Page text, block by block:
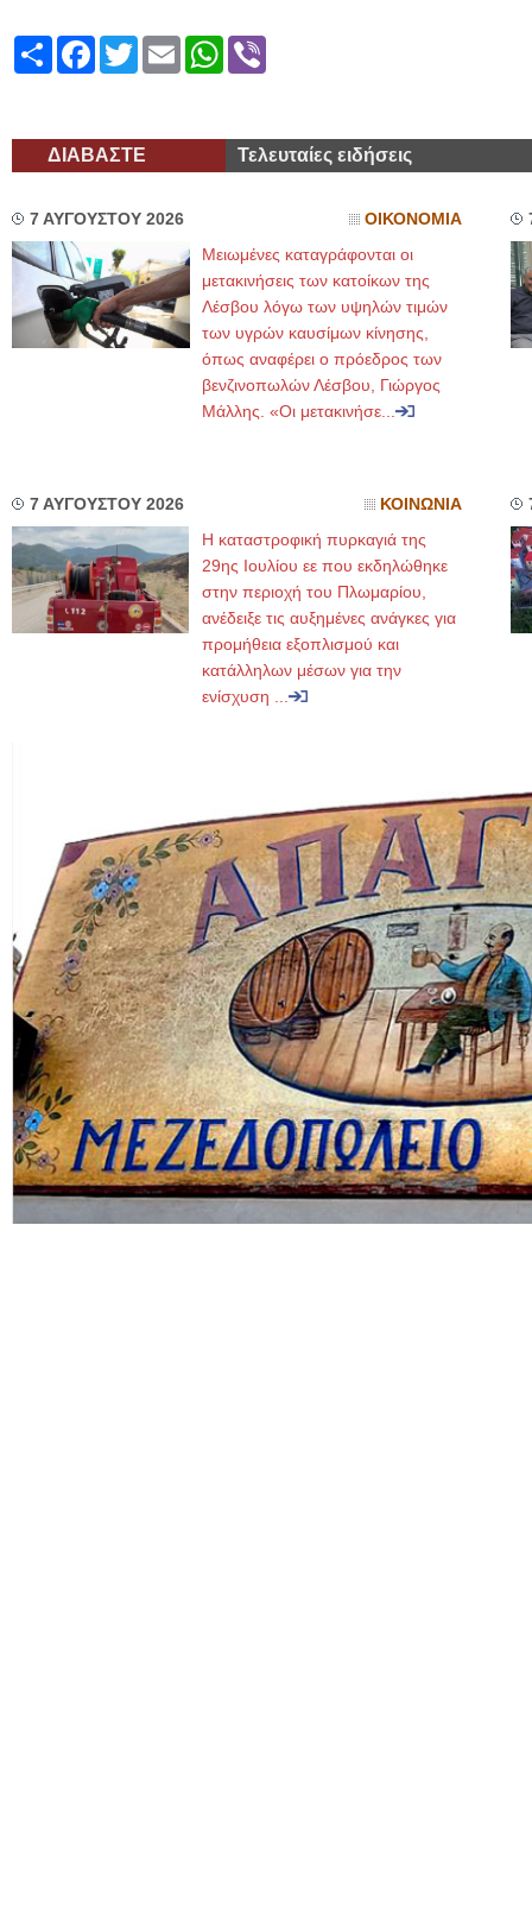
ShareFacebook
TwitterEmailWhatsApp
ΔΙΑΒΑΣΤΕ Τελευταίες ειδήσεις
7 ΑΥΓΟΥΣΤΟΥ 2026 ΟΙΚΟΝΟΜΙΑ
Μειωμένες καταγράφονται οι
μετακινήσεις των κατοίκων της
Λέσβου λόγω των υψηλών τιμών
των υγρών καυσίμων κίνησης,
όπως αναφέρει ο πρόεδρος των
βενζινοπωλών Λέσβου, Γιώργος
Μάλλης. «Οι μετακινήσε...
7 ΑΥΓΟΥΣΤΟΥ 2026 ΚΟΙΝΩΝΙΑ
Η καταστροφική πυρκαγιά της
29ης Ιουλίου εε που εκδηλώθηκε
στην περιοχή του Πλωμαρίου,
ανέδειξε τις αυξημένες ανάγκες για
προμήθεια εξοπλισμού και
κατάλληλων μέσων για την
ενίσχυση ...